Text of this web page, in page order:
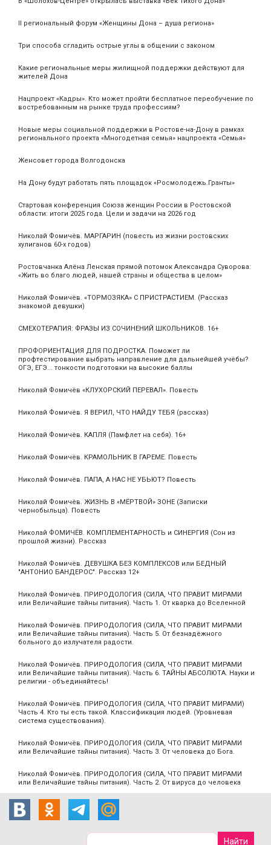
II региональный форум «Женщины Дона – душа региона»
Три способа сгладить острые углы в общении с законом
Какие региональные меры жилищной поддержки действуют для
жителей Дона
Нацпроект «Кадры». Кто может пройти бесплатное переобучение по
востребованным на рынке труда профессиям?
Новые меры социальной поддержки в Ростове-на-Дону в рамках
регионального проекта «Многодетная семья» нацпроекта «Семья»
Женсовет города Волгодонска
На Дону будут работать пять площадок «Росмолодежь.Гранты»
Стартовая конференция Союза женщин России в Ростовской
области: итоги 2025 года. Цели и задачи на 2026 год
Николай Фомичёв. МАРГАРИН (повесть из жизни ростовских
хулиганов 60-х годов)
Ростовчанка Алёна Ленская прямой потомок Александра Суворова:
«Жить во благо людей, нашей страны и общества в целом»
Николай Фомичёв. «ТОРМОЗЯКА» С ПРИСТРАСТИЕМ. (Рассказ
знакомой девушки)
СМЕХОТЕРАПИЯ: ФРАЗЫ ИЗ СОЧИНЕНИЙ ШКОЛЬНИКОВ. 16+
ПРОФОРИЕНТАЦИЯ ДЛЯ ПОДРОСТКА. Поможет ли
профтестирование выбрать направление для дальнейшей учёбы?
ОГЭ, ЕГЭ... тонкости подготовки на высокие баллы
Николай Фомичёв «КЛУХОРСКИЙ ПЕРЕВАЛ». Повесть
Николай Фомичёв. Я ВЕРИЛ, ЧТО НАЙДУ ТЕБЯ (рассказ)
Николай Фомичёв. КАПЛЯ (Памфлет на себя). 16+
Николай Фомичёв. КРАМОЛЬНИК В ГАРЕМЕ. Повесть
Николай Фомичёв. ПАПА, А НАС НЕ УБЬЮТ? Повесть
Николай Фомичёв. ЖИЗНЬ В «МЁРТВОЙ» ЗОНЕ (Записки
чернобыльца). Повесть
Николай ФОМИЧЁВ. КОМПЛЕМЕНТАРНОСТЬ и СИНЕРГИЯ (Сон из
прошлой жизни). Рассказ
Николай Фомичёв. ДЕВУШКА БЕЗ КОМПЛЕКСОВ или БЕДНЫЙ
"АНТОНИО БАНДЕРОС". Рассказ 12+
Николай Фомичёв. ПРИРОДОЛОГИЯ (СИЛА, ЧТО ПРАВИТ МИРАМИ
или Величайшие тайны питания). Часть 1. От кварка до Вселенной
Николай Фомичёв. ПРИРОДОЛОГИЯ (СИЛА, ЧТО ПРАВИТ МИРАМИ
или Величайшие тайны питания). Часть 5. От безнадёжного
больного до излучателя радости.
Николай Фомичёв. ПРИРОДОЛОГИЯ (СИЛА, ЧТО ПРАВИТ МИРАМИ
или Величайшие тайны питания). Часть 6. ТАЙНЫ АБСОЛЮТА. Науки и
религии - объединяйтесь!
Николай Фомичёв. ПРИРОДОЛОГИЯ (СИЛА, ЧТО ПРАВИТ МИРАМИ)
Часть 4. Кто ты есть такой. Классификация людей. (Уровневая
система существования).
Николай Фомичёв. ПРИРОДОЛОГИЯ (СИЛА, ЧТО ПРАВИТ МИРАМИ
или Величайшие тайны питания). Часть 3. От человека до Бога.
Николай Фомичёв. ПРИРОДОЛОГИЯ (СИЛА, ЧТО ПРАВИТ МИРАМИ
или Величайшие тайны питания). Часть 2. От вируса до человека